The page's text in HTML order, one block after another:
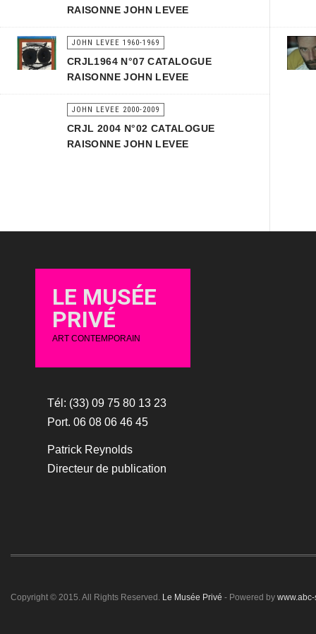
RAISONNE JOHN LEVEE
JOHN LEVEE 1960-1969
CRJL1964 N°07 CATALOGUE
RAISONNE JOHN LEVEE
JOHN LEVEE 2000-2009
CRJL 2004 N°02 CATALOGUE
RAISONNE JOHN LEVEE
LE MUSÉE
PRIVÉ
ART CONTEMPORAIN
Tél: (33) 09 75 80 13 23
Port. 06 08 06 46 45
Patrick Reynolds
Directeur de publication
Copyright © 2015. All Rights Reserved. Le Musée Privé - Powered by